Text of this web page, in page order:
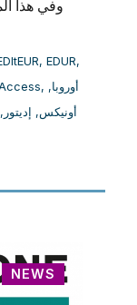
, EDUR,
, أوروبا,
أونيكس, إديتور ,
NEWS